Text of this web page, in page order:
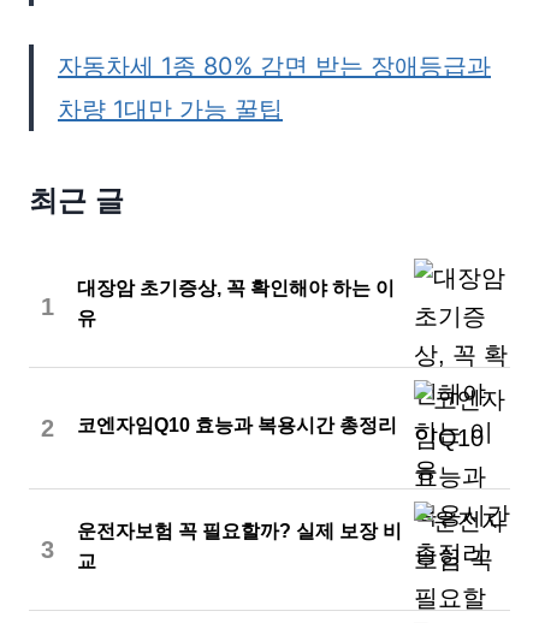
자동차세 1종 80% 감면 받는 장애등급과
차량 1대만 가능 꿀팁
최근 글
1
대장암 초기증상, 꼭 확인해야 하는 이
유
2 코엔자임Q10 효능과 복용시간 총정리
3
운전자보험 꼭 필요할까? 실제 보장 비
교